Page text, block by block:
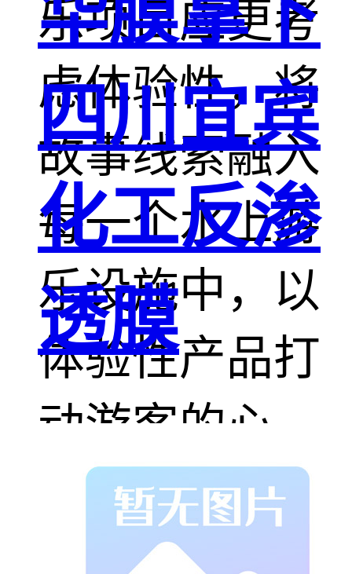
乐项目应更考
虑体验性，将
故事线索融入
每一个水上游
乐设施中，以
体验性产品打
动游客的心。
典型如梦幻水
上乐园的28米
四川宜宾
化工反渗
透膜